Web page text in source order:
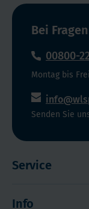
Bei
00800-
Montag bis
Senden Sie
Service
Info